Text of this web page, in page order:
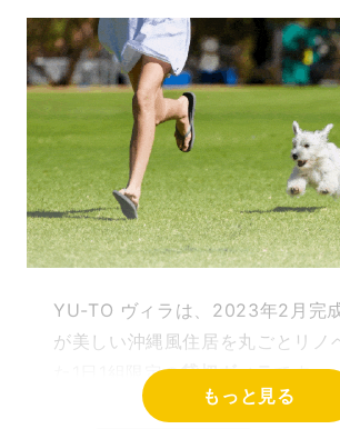
YU-TO ヴィラは、2023年2月完
が美しい沖縄風住居を丸ごとリノ
た1日1組限定の貸切ヴィラです。
もっと見る